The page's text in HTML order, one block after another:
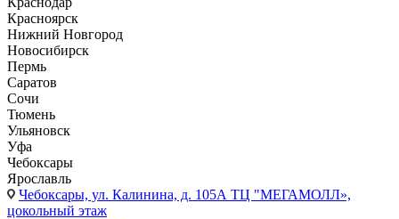
Красноярск
Нижний Новгород
Новосибирск
Пермь
Саратов
Сочи
Тюмень
Ульяновск
Уфа
Чебоксары
Ярославль
Чебоксары, ул. Калинина, д. 105А ТЦ "МЕГАМОЛЛ»,
цокольный этаж